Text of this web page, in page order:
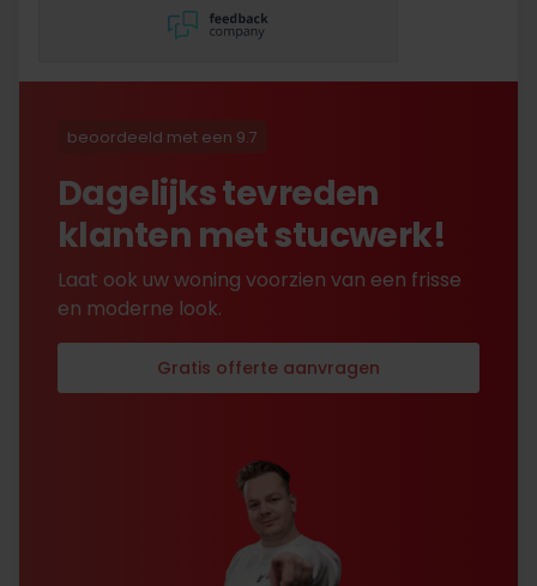
korting gekregen. Duurde
lang eer ik de sleutel
met excuses , maar na
is alles toch na
beoordeeld met een 9.7
Dagelijks tevreden
klanten met stucwerk!
Laat ook uw woning voorzien van een frisse
en moderne look.
Gratis offerte aanvragen